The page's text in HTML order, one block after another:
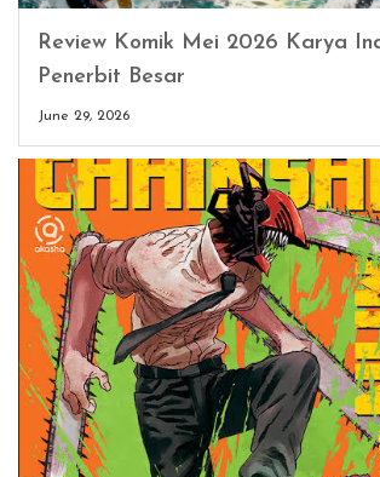
Review Komik Mei 2026 Karya
Penerbit Besar
June 29, 2026